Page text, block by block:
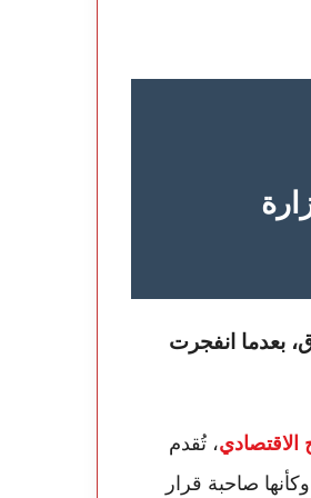
بعدما انفجرت
الاقتصادي، تُقدم
صاحبة قرار